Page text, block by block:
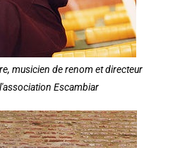
musicien de renom et directeur
Escambiar